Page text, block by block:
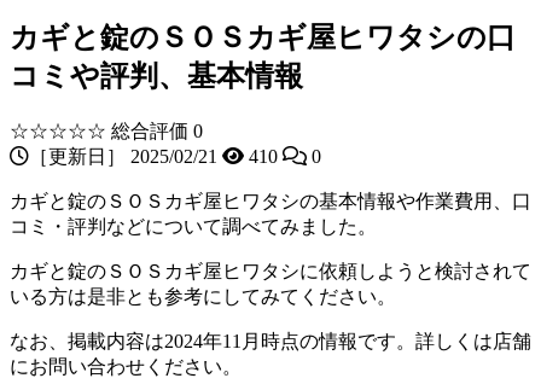
カギと錠のＳＯＳカギ屋ヒワタシの口
コミや評判、基本情報
☆☆☆☆☆ 総合評価 0
［更新日］ 2025/02/21
410 0
カギと錠のＳＯＳカギ屋ヒワタシの基本情報や作業費用、口
コミ・評判などについて調べてみました。
カギと錠のＳＯＳカギ屋ヒワタシに依頼しようと検討されて
いる方は是非とも参考にしてみてください。
なお、掲載内容は2024年11月時点の情報です。詳しくは店舗
にお問い合わせください。